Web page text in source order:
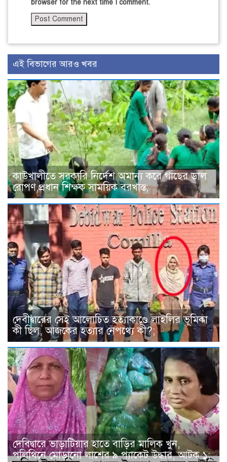
browser for the next time I comment.
এই বিভাগের আরও খবর
কাউখালীতে সরকারি নির্দেশ অমান্য করে গাছের ডাল
রোপণ,প্রধান শিক্ষক সাময়িক বরখাস্ত;
দেবীদ্বারের সেই আলোচিত হত্যাকাণ্ডে লাইলির ভূমিকা
কী ছিল, আজকের হত্যার নেপথ্যে কী?;
দেবিদ্বারে ভাড়াটিয়ার হাতে বাড়ির মালিক খুন,
পলিথিনে মোড়ানো লাশের ৯ প্যাকেট উদ্ধার, আটক ১;